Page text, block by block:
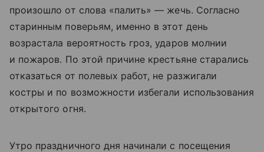
произошло от слова «палить» — жечь. Согласно
старинным поверьям, именно в этот день
возрастала вероятность гроз, ударов молнии
и пожаров. По этой причине крестьяне старались
отказаться от полевых работ, не разжигали
костры и по возможности избегали использования
открытого огня.
Утро праздничного дня начинали с посещения